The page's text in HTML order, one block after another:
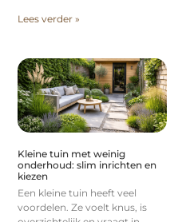
Lees verder »
Kleine tuin met weinig
onderhoud: slim inrichten en
kiezen
Een kleine tuin heeft veel
voordelen. Ze voelt knus, is